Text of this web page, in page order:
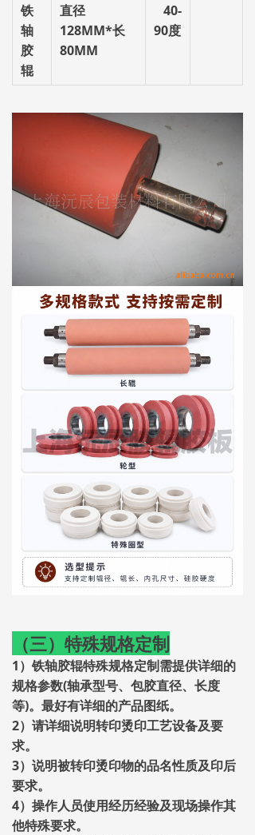
铁
轴
胶
辊
直径
128MM*长
80MM
40-
90度
（三）特殊规格定制
1）铁轴胶辊特殊规格定制需提供详细的
规格参数(轴承型号、包胶直径、长度
等)。最好有详细的产品图纸。
2）请详细说明转印烫印工艺设备及要
求。
3）说明被转印烫印物的品名性质及印后
要求。
4）操作人员使用经历经验及现场操作其
他特殊要求。